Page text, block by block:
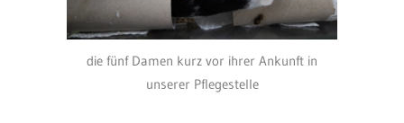
die fünf Damen kurz vor ihrer Ankunft in
unserer Pflegestelle